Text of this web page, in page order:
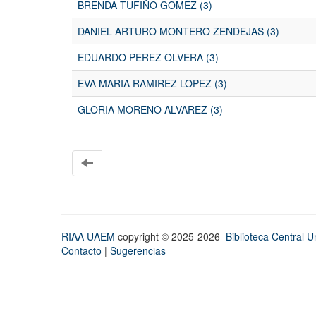
BRENDA TUFIÑO GOMEZ (3)
DANIEL ARTURO MONTERO ZENDEJAS (3)
EDUARDO PEREZ OLVERA (3)
EVA MARIA RAMIREZ LOPEZ (3)
GLORIA MORENO ALVAREZ (3)
RIAA UAEM copyright © 2025-2026 Biblioteca Central
Contacto | Sugerencias